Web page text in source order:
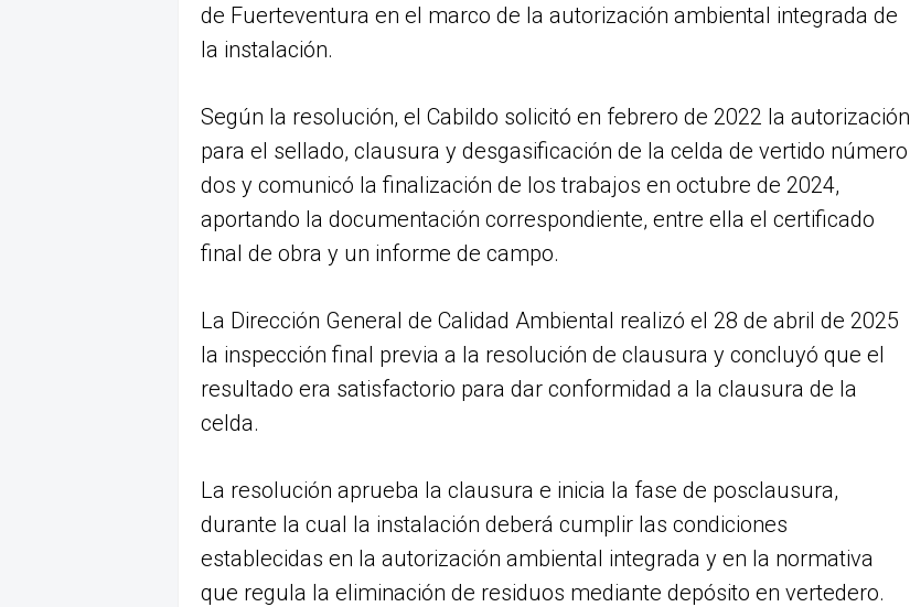
de Fuerteventura en el marco de la autorización ambiental integrada de
la instalación.
Según la resolución, el Cabildo solicitó en febrero de 2022 la autorización
para el sellado, clausura y desgasificación de la celda de vertido número
dos y comunicó la finalización de los trabajos en octubre de 2024,
aportando la documentación correspondiente, entre ella el certificado
final de obra y un informe de campo.
La Dirección General de Calidad Ambiental realizó el 28 de abril de 2025
la inspección final previa a la resolución de clausura y concluyó que el
resultado era satisfactorio para dar conformidad a la clausura de la
celda.
La resolución aprueba la clausura e inicia la fase de posclausura,
durante la cual la instalación deberá cumplir las condiciones
establecidas en la autorización ambiental integrada y en la normativa
que regula la eliminación de residuos mediante depósito en vertedero.